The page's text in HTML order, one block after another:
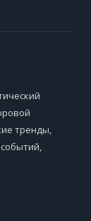
тренды,